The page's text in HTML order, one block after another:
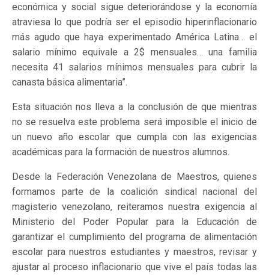
económica y social sigue deteriorándose y la economía
atraviesa lo que podría ser el episodio hiperinflacionario
más agudo que haya experimentado América Latina… el
salario mínimo equivale a 2$ mensuales… una familia
necesita 41 salarios mínimos mensuales para cubrir la
canasta básica alimentaria”.
Esta situación nos lleva a la conclusión de que mientras
no se resuelva este problema será imposible el inicio de
un nuevo año escolar que cumpla con las exigencias
académicas para la formación de nuestros alumnos.
Desde la Federación Venezolana de Maestros, quienes
formamos parte de la coalición sindical nacional del
magisterio venezolano, reiteramos nuestra exigencia al
Ministerio del Poder Popular para la Educación de
garantizar el cumplimiento del programa de alimentación
escolar para nuestros estudiantes y maestros, revisar y
ajustar al proceso inflacionario que vive el país todas las